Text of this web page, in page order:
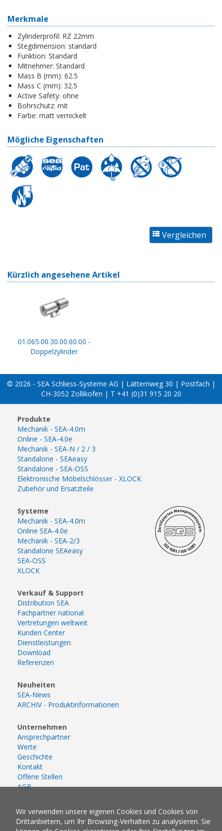
Merkmale
Zylinderprofil: RZ 22mm
Stegdimension: standard
Funktion: Standard
Mitnehmer: Standard
Mass B (mm): 62.5
Mass C (mm): 32.5
Active Safety: ohne
Bohrschutz: mit
Farbe: matt vernickelt
Mögliche Eigenschaften
Kürzlich angesehene Artikel
01.065.00.30.00.60.00 -
Doppelzylinder
© 2026 - SEA Schliess-Systeme AG | Lätternweg 30 | Postfach |
CH-3052 Zollikofen | T +41 (0)31 915 20 20
Produkte
Mechanik - SEA-4.0m
Online - SEA-4.0e
Mechanik - SEA-N / 2 / 3
Standalone - SEAeasy
Standalone - SEA-OSS
Elektronische Möbelschlösser - XLOCK
Zubehör und Ersatzteile
Systeme
Mechanik - SEA-4.0m
Online SEA-4.0e
Mechanik - SEA-2/3
Standalone SEAeasy
SEA-OSS
XLOCK
Verkauf & Support
Distribution SEA
Fachpartner national
Vertretungen weltweit
Kunden Center
Dienstleistungen
Download
Referenzen
Neuheiten
SEA-News
ARCHIV - Produktinformationen
Unternehmen
Ansprechpartner
Werte
Geschichte
Kontakt
Offene Stellen
AGB
Wir verwenden unsere eigenen Cookies und Cookies von
Drittanbietern, um Ihr Browsing-Verhalten zu analysieren. Sie